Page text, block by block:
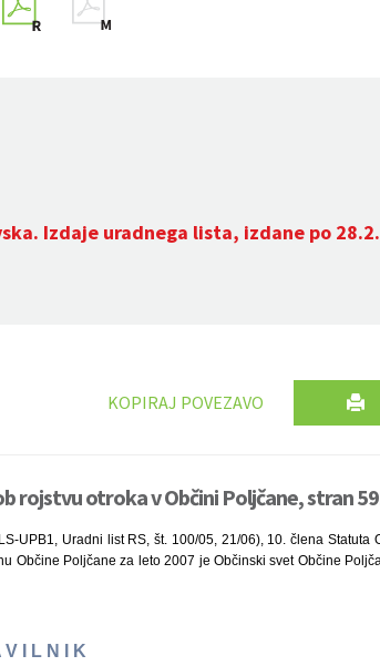
Izdaje uradnega lista, izdane po
KOPIRAJ POVEZAVO
rojstvu otroka v Občini Poljčane, stran
UPB1, Uradni list RS, št. 100/05, 21/06), 10. člena Statuta
Občine Poljčane za leto 2007 je Občinski svet Občine
V I L N I K